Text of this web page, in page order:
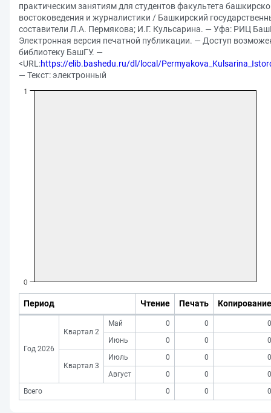
практическим занятиям для студентов факультета
востоковедения и журналистики / Башкирский
составители Л.А. Пермякова; И.Г. Кульсарина. — Уфа: РИЦ
Электронная версия печатной публикации. — Доступ
библиотеку БашГУ. —
<URL:https://elib.bashedu.ru/dl/local/
— Текст: электронный
Период Чтение Печать Копирование
Год 2026
Квартал 2
Май 0 0
0
Июнь
0 0 0
Квартал 3
Июль 0 0
0
Август
0 0
0
Всего
0 0 0